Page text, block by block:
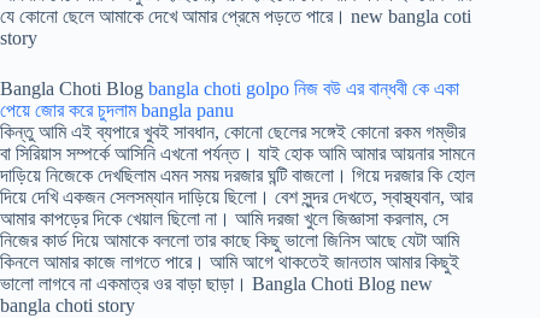
যে কোনো ছেলে আমাকে দেখে আমার প্রেমে পড়তে পারে। new bangla coti
story
Bangla Choti Blog bangla choti golpo নিজ বউ এর বান্ধবী কে একা
পেয়ে জোর করে চুদলাম bangla panu
কিন্তু আমি এই ব্যপারে খুবই সাবধান, কোনো ছেলের সঙ্গেই কোনো রকম গম্ভীর
বা সিরিয়াস সম্পর্কে আসিনি এখনো পর্যন্ত। যাই হোক আমি আমার আয়নার সামনে
দাড়িয়ে নিজেকে দেখছিলাম এমন সময় দরজার ঘন্টি বাজলো। গিয়ে দরজার কি হোল
দিয়ে দেখি একজন সেলসম্যান দাড়িয়ে ছিলো। বেশ সুন্দর দেখতে, স্বাস্থ্যবান, আর
আমার কাপড়ের দিকে খেয়াল ছিলো না। আমি দরজা খুলে জিজ্ঞাসা করলাম, সে
নিজের কার্ড দিয়ে আমাকে বললো তার কাছে কিছু ভালো জিনিস আছে যেটা আমি
কিনলে আমার কাজে লাগতে পারে। আমি আগে থাকতেই জানতাম আমার কিছুই
ভালো লাগবে না একমাত্র ওর বাড়া ছাড়া। Bangla Choti Blog new
bangla choti story